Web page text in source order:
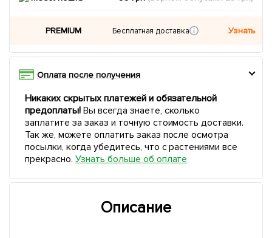
PREMIUM Бесплатная доставка Узнать
Оплата после получения
Никаких скрытых платежей и обязательной
предоплаты!Вы всегда знаете, сколько
заплатите за заказ и точную стоимость доставки.
Так же, можете оплатить заказ после осмотра
посылки, когда убедитесь, что с растениями все
прекрасно. Узнать больше об оплате
Описание